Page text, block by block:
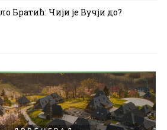
Братић: Чији је Вучји до?